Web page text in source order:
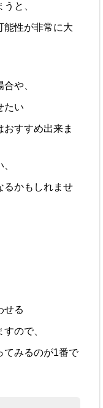
と、
能性が非常に大
や、
たい
すすめ出来ま
るかもしれませ
せる
ので、
てみるのが1番で